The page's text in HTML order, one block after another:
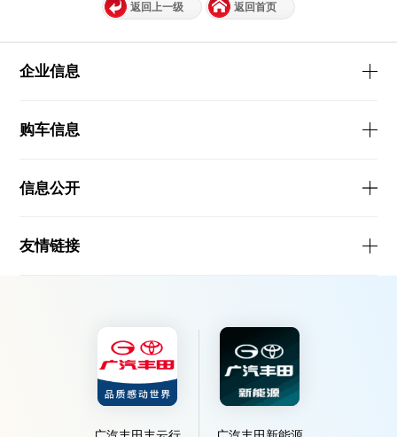
返回上一级 返回首页
企业信息
购车信息
信息公开
友情链接